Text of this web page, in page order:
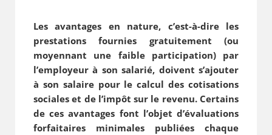
Les avantages en nature, c’est-à-dire les
prestations fournies gratuitement (ou
moyennant une faible participation) par
l’employeur à son salarié, doivent s’ajouter
à son salaire pour le calcul des cotisations
sociales et de l’impôt sur le revenu. Certains
de ces avantages font l’objet d’évaluations
forfaitaires minimales publiées chaque